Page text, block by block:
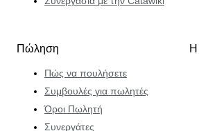
Πώληση
Πώς να πουλήσετε
Συμβουλές για πωλητές
Όροι Πωλητή
Συνεργάτες
Η